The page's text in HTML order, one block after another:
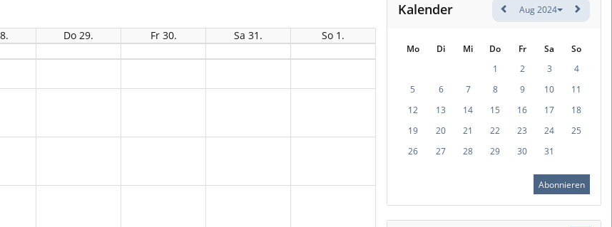
Do 29. Fr 30. Sa 31.
So 1.
Kalender Aug 2024
Mo Di Mi Do Fr Sa
So
1
2 3
4
5
6 7 8 9 10
11
12
13 14 15 16 17
18
19
20 21 22 23 24
25
26
27 28 29 30 31
Abonnieren